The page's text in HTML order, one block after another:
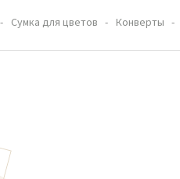
Сумка для цветов Конверты